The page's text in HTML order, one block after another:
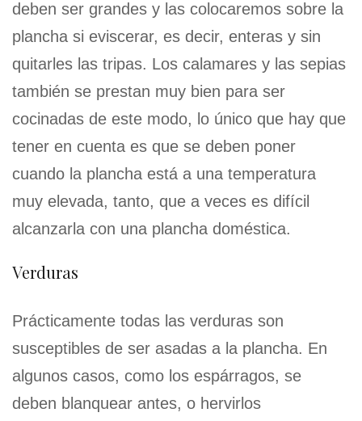
deben ser grandes y las colocaremos sobre la
plancha si eviscerar, es decir, enteras y sin
quitarles las tripas. Los calamares y las sepias
también se prestan muy bien para ser
cocinadas de este modo, lo único que hay que
tener en cuenta es que se deben poner
cuando la plancha está a una temperatura
muy elevada, tanto, que a veces es difícil
alcanzarla con una plancha doméstica.
Verduras
Prácticamente todas las verduras son
susceptibles de ser asadas a la plancha. En
algunos casos, como los espárragos, se
deben blanquear antes, o hervirlos